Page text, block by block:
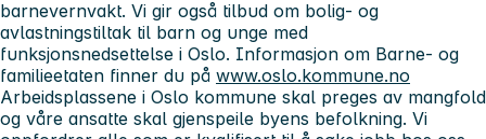
barnevernvakt. Vi gir også tilbud om bolig- og
avlastningstiltak til barn og unge med
funksjonsnedsettelse i Oslo. Informasjon om Barne- og
familieetaten finner du på www.oslo.kommune.no
Arbeidsplassene i Oslo kommune skal preges av mangfold
og våre ansatte skal gjenspeile byens befolkning. Vi